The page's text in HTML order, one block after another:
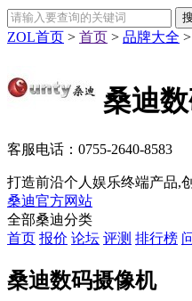
ZOL首页 > 首页 > 品牌大全 >
桑迪
客服电话： 0755-2640-8583
打造前沿个人娱乐终端产品,
桑迪官方网站
全部桑迪分类
首页 报价 论坛 评测 排行榜
桑迪数码摄像机